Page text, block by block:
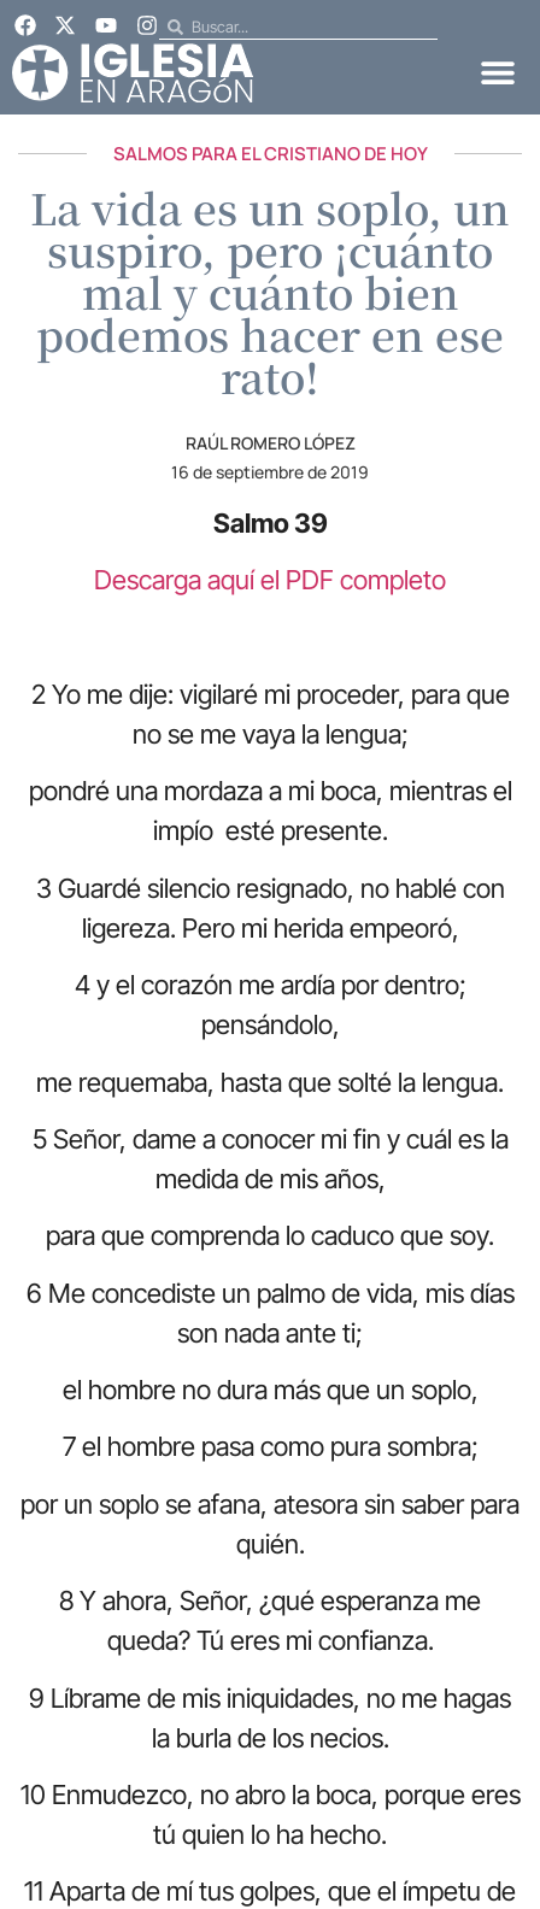
SALMOS PARA EL CRISTIANO DE HOY
La vida es un soplo, un
suspiro, pero ¡cuánto
mal y cuánto bien
podemos hacer en ese
rato!
RAÚL ROMERO LÓPEZ
16 de septiembre de 2019
Salmo 39
Descarga aquí el PDF completo
2 Yo me dije: vigilaré mi proceder, para que
no se me vaya la lengua;
pondré una mordaza a mi boca, mientras el
impío esté presente.
3 Guardé silencio resignado, no hablé con
ligereza. Pero mi herida empeoró,
4 y el corazón me ardía por dentro;
pensándolo,
me requemaba, hasta que solté la lengua.
5 Señor, dame a conocer mi fin y cuál es la
medida de mis años,
para que comprenda lo caduco que soy.
6 Me concediste un palmo de vida, mis días
son nada ante ti;
el hombre no dura más que un soplo,
7 el hombre pasa como pura sombra;
por un soplo se afana, atesora sin saber para
quién.
8 Y ahora, Señor, ¿qué esperanza me
queda? Tú eres mi confianza.
9 Líbrame de mis iniquidades, no me hagas
la burla de los necios.
10 Enmudezco, no abro la boca, porque eres
tú quien lo ha hecho.
11 Aparta de mí tus golpes, que el ímpetu de